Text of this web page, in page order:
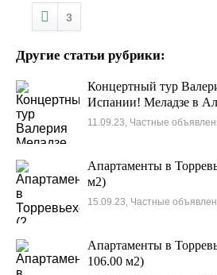
3
Другие статьи рубрики:
Концертный тур
Испании! Меладзе в
11.09.23, Частные
Апартаменты в
м2)
Апартаменты в
106.00 м2)